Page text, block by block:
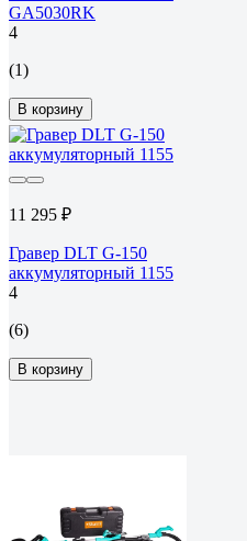
GA5030RK
4
(1)
В корзину
11 295 ₽
Гравер DLT G-150
аккумуляторный 1155
4
(6)
В корзину